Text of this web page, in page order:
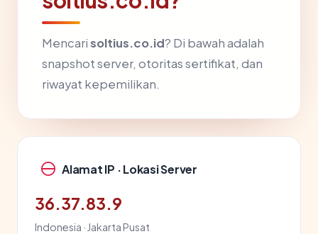
Mencarisoltius.co.id? Di bawah adalah
snapshot server, otoritas sertifikat, dan
riwayat kepemilikan.
Alamat IP · Lokasi Server
36.37.83.9
Indonesia · Jakarta Pusat